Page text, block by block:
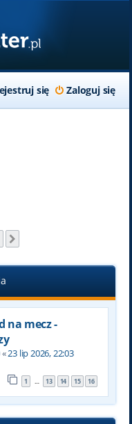
Zaloguj się
się
na mecz -
«23 lip 2026, 22:03
1 … 13 14 15 16